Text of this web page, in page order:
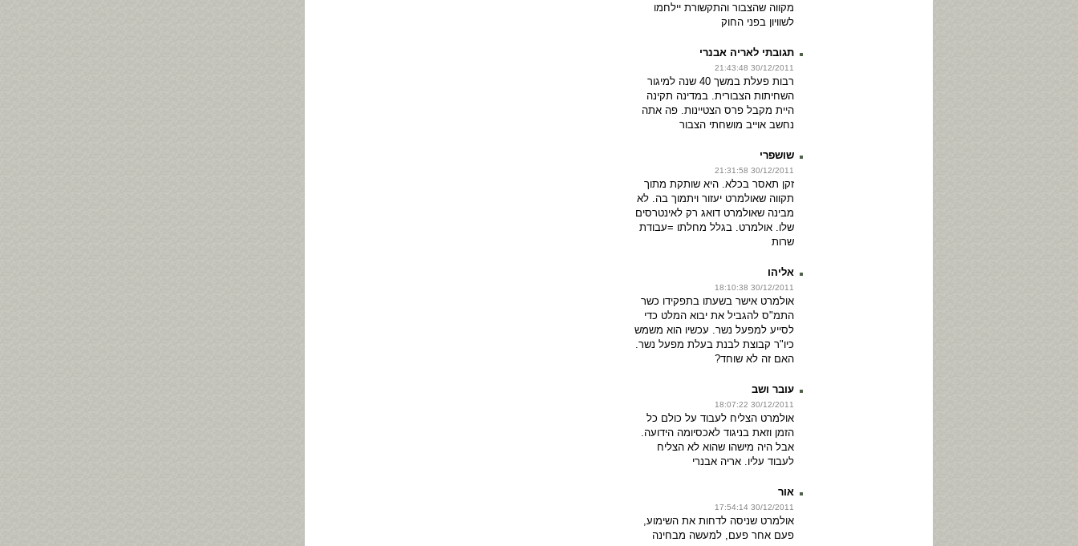
מקווה שהצבור והתקשורת יילחמו
לשוויון בפני החוק
תגובתי לאריה אבנרי
30/12/2011 21:43:48
רבות פעלת במשך 40 שנה למיגור
השחיתות הצבורית. במדינה תקינה
היית מקבל פרס הצטיינות. פה אתה
נחשב אוייב מושחתי הצבור
שושפרי
30/12/2011 21:31:58
זקן תאסר בכלא. היא שותקת מתוך
תקווה שאולמרט יעזור ויתמוך בה. לא
מבינה שאולמרט דואג רק לאינטרסים
שלו. אולמרט. בגלל מחלתו =עבודת
שרות
אליהו
30/12/2011 18:10:38
אולמרט אישר בשעתו בתפקידו כשר
התמ"ס להגביל את יבוא המלט כדי
לסייע למפעל נשר. עכשיו הוא משמש
כיו"ר קבוצת לבנת בעלת מפעל נשר.
האם זה לא שוחד?
עובר ושב
30/12/2011 18:07:22
אולמרט הצליח לעבוד על כולם כל
הזמן וזאת בניגוד לאכסיומה הידועה.
אבל היה מישהו שהוא לא הצליח
לעבוד עליו. אריה אבנרי
אור
30/12/2011 17:54:14
אולמרט שניסה לדחות את השימוע,
פעם אחר פעם, למעשה מבחינה